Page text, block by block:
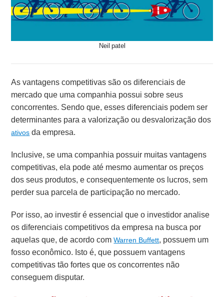
Neil patel
As vantagens competitivas são os diferenciais de
mercado que uma companhia possui sobre seus
concorrentes. Sendo que, esses diferenciais podem ser
determinantes para a valorização ou desvalorização dos
ativos da empresa.
Inclusive, se uma companhia possuir muitas vantagens
competitivas, ela pode até mesmo aumentar os preços
dos seus produtos, e consequentemente os lucros, sem
perder sua parcela de participação no mercado.
Por isso, ao investir é essencial que o investidor analise
os diferenciais competitivos da empresa na busca por
aquelas que, de acordo comWarren Buffett, possuem um
fosso econômico. Isto é, que possuem vantagens
competitivas tão fortes que os concorrentes não
conseguem disputar.